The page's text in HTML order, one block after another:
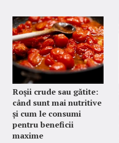
Roșii crude sau gătite:
când sunt mai nutritive
și cum le consumi
pentru beneficii
maxime